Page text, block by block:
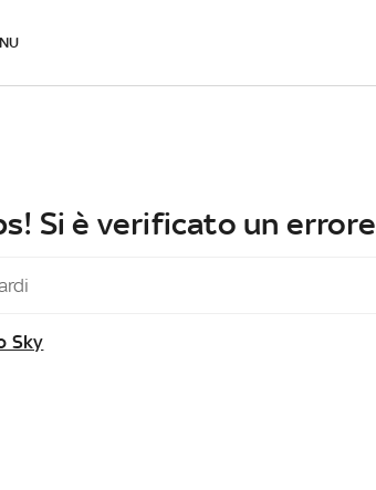
Si è verificato un errore
Sky